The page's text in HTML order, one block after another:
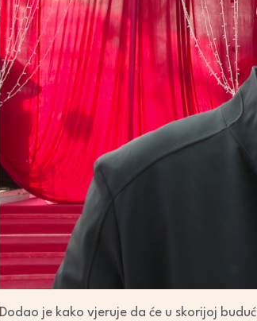
Dodao je kako vjeruje da će u skorijoj